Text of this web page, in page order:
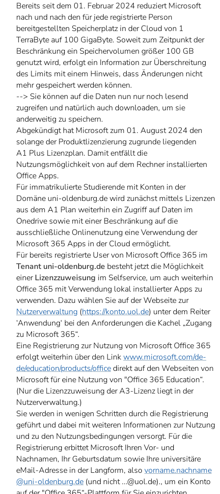
Bereits seit dem 01. Februar 2024 reduziert Microsoft
nach und nach den für jede registrierte Person
bereitgestellten Speicherplatz in der Cloud von 1
TerraByte auf 100 GigaByte. Soweit zum Zeitpunkt der
Beschränkung ein Speichervolumen größer 100 GB
genutzt wird, erfolgt ein Information zur Überschreitung
des Limits mit einem Hinweis, dass Änderungen nicht
mehr gespeichert werden können.
--> Sie können auf die Daten nun nur noch lesend
zugreifen und natürlich auch downloaden, um sie
anderweitig zu speichern.
Abgekündigt hat Microsoft zum 01. August 2024 den
solange der Produktlizenzierung zugrunde liegenden
A1 Plus Lizenzplan. Damit entfällt die
Nutzungsmöglichkeit von auf dem Rechner installierten
Office Apps.
Für immatrikulierte Studierende mit Konten in der
Domäne uni-oldenburg.de wird zunächst mittels Lizenzen
aus dem A1 Plan weiterhin ein Zugriff auf Daten im
Onedrive sowie mit einer Beschränkung auf die
ausschließliche Onlinenutzung eine Verwendung der
Microsoft 365 Apps in der Cloud ermöglicht.
Für bereits registrierte User von Microsoft Office 365 im
Tenant uni-oldenburg.de besteht jetzt die Möglichkeit
einerLizenzzuweisung im Selfservice, um auch weiterhin
Office 365 mit Verwendung lokal installierter Apps zu
verwenden. Dazu wählen Sie auf der Webseite zur
Nutzerverwaltung (https://konto.uol.de) unter dem Reiter
‘Anwendung‘ bei den Anforderungen die Kachel „Zugang
zu Microsoft 365“.
Eine Registrierung zur Nutzung von Microsoft Office 365
erfolgt weiterhin über den Linkwww.microsoft.com/de-
de/education/products/officedirekt auf den Webseiten von
Microsoft für eine Nutzung von "Office 365 Education“.
(Nur die Lizenzzuweisung der A3-Lizenz liegt in der
Nutzerverwaltung.)
Sie werden in wenigen Schritten durch die Registrierung
geführt und dabei mit weiteren Informationen zur Nutzung
und zu den Nutzungsbedingungen versorgt. Für die
Registrierung erbittet Microsoft Ihren Vor- und
Nachnamen, Ihr Geburtsdatum sowie Ihre universitäre
eMail-Adresse in der Langform, also vorname.nachname
@uni-oldenburg.de (und nicht ...@uol.de)., um ein Konto